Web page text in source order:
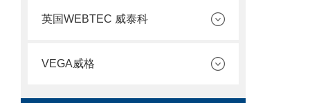
英国WEBTEC 威泰科
VEGA威格